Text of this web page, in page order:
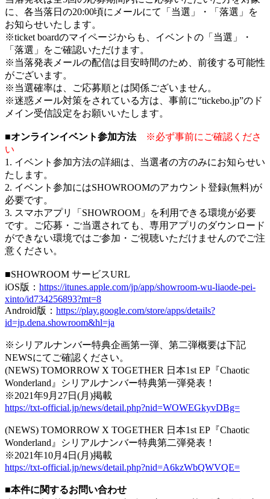
に、各当落日の20:00頃にメールにて「当選」・「落選」を
お知らせいたします。
※ticket boardのマイページからも、イベントの「当選」・
「落選」をご確認いただけます。
※当落発表メールの配信は目安時間のため、前後する可能性
がございます。
※当選確率は、ご応募順とは関係ございません。
※迷惑メール対策をされている方は、事前に“tickebo.jp”のド
メイン受信設定をお願いいたします。
■オンラインイベント参加方法
※必ず事前にご確認くださ
い
1. イベント参加方法の詳細は、当選者の方のみにお知らせい
たします。
2. イベント参加にはSHOWROOMのアカウント登録(無料)が
必要です。
3. スマホアプリ「SHOWROOM」を利用できる環境が必要
です。ご応募・ご当選されても、専用アプリのダウンロード
ができない環境ではご参加・ご視聴いただけませんのでご注
意ください。
■SHOWROOM サービスURL
iOS版： https://itunes.apple.com/jp/app/showroom-wu-liaode-pei-
xinto/id734256893?mt=8
Android版： https://play.google.com/store/apps/details?
id=jp.dena.showroom&hl=ja
※シリアルナンバー特典企画第一弾、第二弾概要は下記
NEWSにてご確認ください。
(NEWS) TOMORROW X TOGETHER 日本1st EP『Chaotic
Wonderland』シリアルナンバー特典第一弾発表！
※2021年9月27日(月)掲載
https://txt-official.jp/news/detail.php?nid=WOWEGkyvDBg=
(NEWS) TOMORROW X TOGETHER 日本1st EP『Chaotic
Wonderland』シリアルナンバー特典第二弾発表！
※2021年10月4日(月)掲載
https://txt-official.jp/news/detail.php?nid=A6kzWbQWVQE=
■本件に関するお問い合わせ